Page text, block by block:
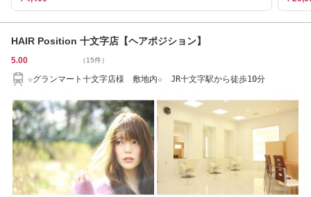
HAIR Position 十文字店【ヘアポジション】
5.00 （15件）
☆グランマート十文字店様 敷地内☆ JR十文字駅から徒歩10分